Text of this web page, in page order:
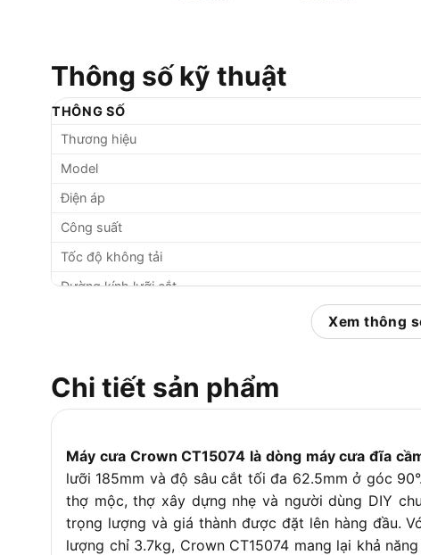
Thông số kỹ thuật
THÔNG SỐ
Thương hiệu
Model
Điện áp
Công suất
Tốc độ không tải
Đường kính lưỡi cắt
Trọng lượng
Xem thông
Chi tiết sản phẩm
Máy cưa Crown CT15074 là dòng máy cưa đĩa
lưỡi 185mm và độ sâu cắt tối đa 62.5mm ở góc
thợ mộc, thợ xây dựng nhẹ và người dùng DIY
trọng lượng và giá thành được đặt lên hàng đầu.
lượng chỉ 3.7kg, Crown CT15074 mang lại khả